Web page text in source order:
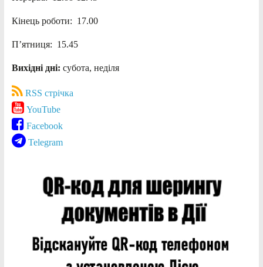
Кінець роботи: 17.00
П’ятниця: 15.45
Вихідні дні: субота, неділя
RSS стрічка
YouTube
Facebook
Telegram